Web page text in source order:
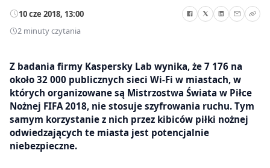
10 cze 2018, 13:00
2 minuty czytania
Z badania firmy Kaspersky Lab wynika, że 7 176 na
około 32 000 publicznych sieci Wi-Fi w miastach, w
których organizowane są Mistrzostwa Świata w Piłce
Nożnej FIFA 2018, nie stosuje szyfrowania ruchu. Tym
samym korzystanie z nich przez kibiców piłki nożnej
odwiedzających te miasta jest potencjalnie
niebezpieczne.